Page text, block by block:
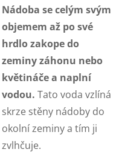
Nádoba se celým svým
objemem až po své
hrdlo zakope do
zeminy záhonu nebo
květináče a naplní
vodou. Tato voda vzlíná
skrze stěny nádoby do
okolní zeminy a tím ji
zvlhčuje.